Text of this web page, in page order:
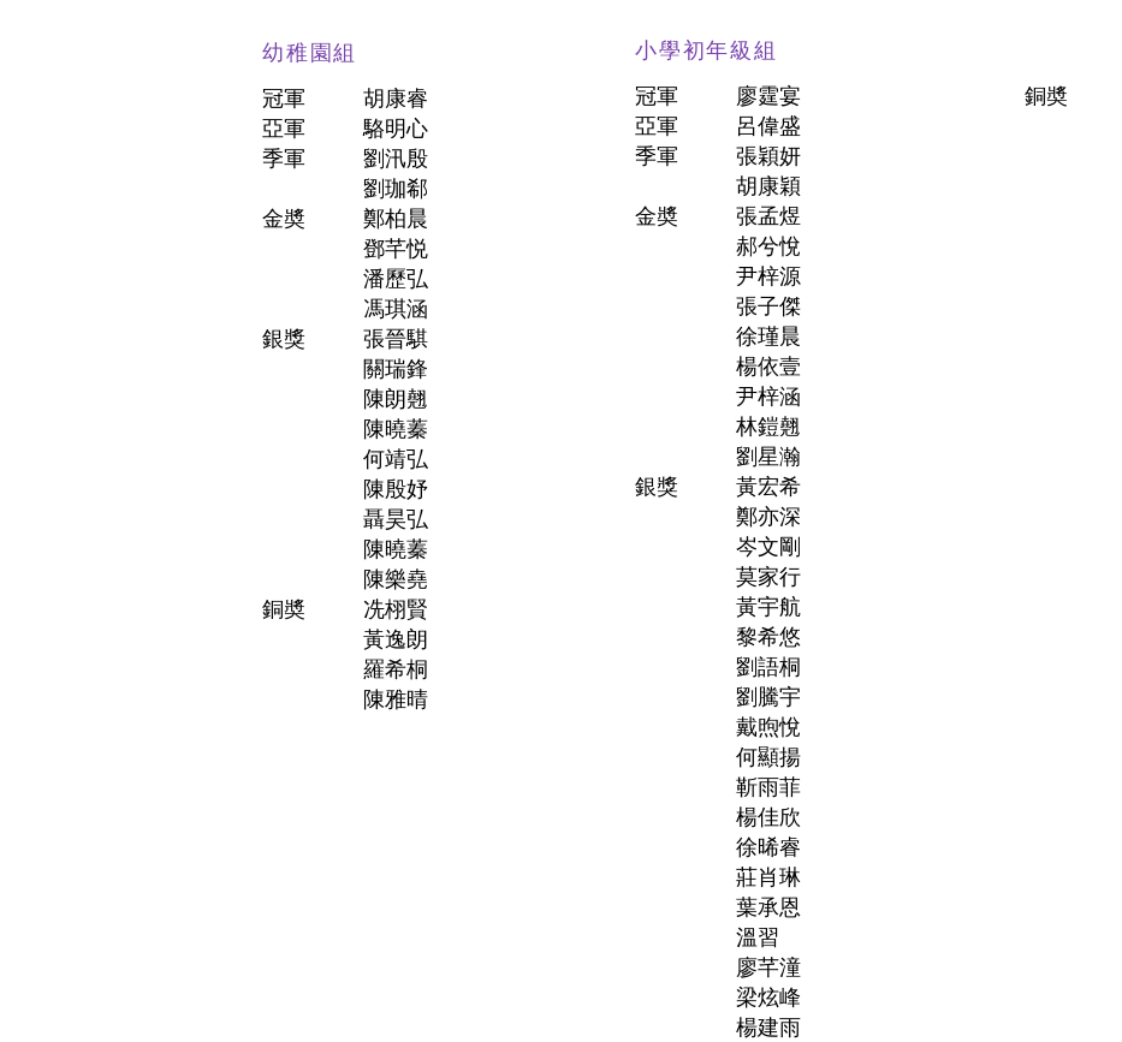
幼稚園組
冠軍
亞軍
季軍
金奬
銀獎
銅奬
胡康睿
駱明心
劉汛殷
劉珈郗
鄭柏晨
鄧芊悦
潘歷弘
馮琪涵
張晉騏
關瑞鋒
陳朗翹
陳曉蓁
何靖弘
陳殷妤
聶昊弘
陳曉蓁
陳樂堯
冼栩賢
黃逸朗
羅希桐
陳雅晴
小學初年級組
冠軍
亞軍
季軍
金奬
銀獎
廖霆宴
呂偉盛
張穎妍
胡康穎
張孟煜
郝兮悅
尹梓源
張子傑
徐瑾晨
楊依壹
尹梓涵
林鎧翹
劉星瀚
黃宏希
鄭亦深
岑文剛
莫家行
黃宇航
黎希悠
劉語桐
劉騰宇
戴煦悅
何顯揚
靳雨菲
楊佳欣
徐晞睿
莊肖琳
葉承恩
溫習
廖芊潼
梁炫峰
楊建雨
銅奬